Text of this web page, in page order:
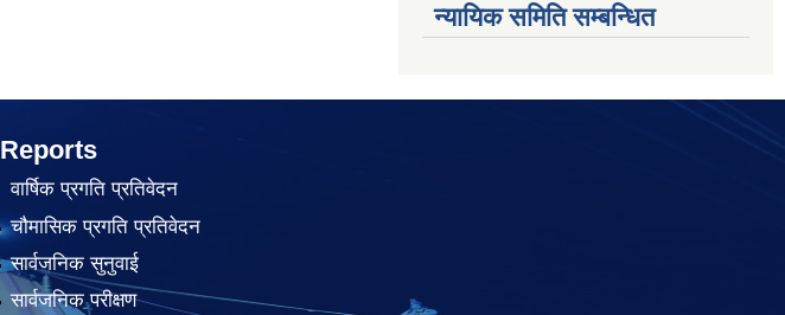
न्यायिक समिति सम्बन्धित
Reports
वार्षिक प्रगति प्रतिवेदन
चौमासिक प्रगति प्रतिवेदन
सार्वजनिक सुनुवाई
सार्वजनिक परीक्षण